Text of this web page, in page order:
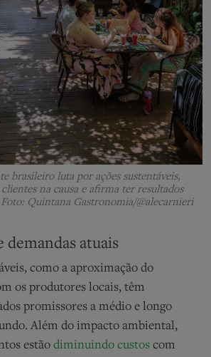
brasileiro luta por ações sustentáveis,
na causa e afirma ter resultados
Quintana Gastronomia/@alecarnieri
atuais
como a aproximação do
os produtores locais, têm
promissores a médio e longo
Além do impacto ambiental,
estão diminuindo custos com